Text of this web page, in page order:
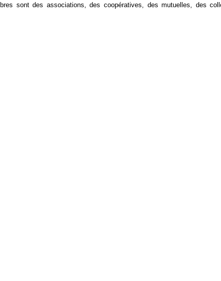
sont des associations, des coopératives, des mutuelles, des